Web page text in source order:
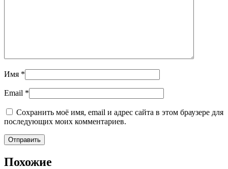
Имя *
Email *
Сохранить моё имя, email и адрес сайта в этом браузере для
последующих моих комментариев.
Похожие